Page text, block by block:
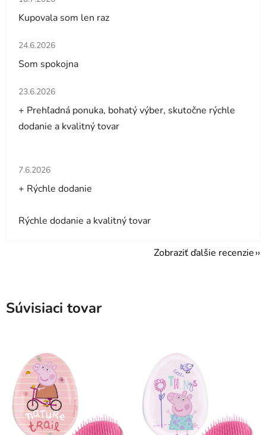
Kupovala som len raz
Hodnotenie obchodu je 5 z 5 hviezdičiek.
24.6.2026
Som spokojna
Hodnotenie obchodu je 5 z 5 hviezdičiek.
23.6.2026
+ Prehľadná ponuka, bohatý výber, skutočne rýchle
dodanie a kvalitný tovar
Hodnotenie obchodu je 5 z 5 hviezdičiek.
7.6.2026
+ Rýchle dodanie
Rýchle dodanie a kvalitný tovar
Zobraziť ďalšie recenzie
Súvisiaci tovar